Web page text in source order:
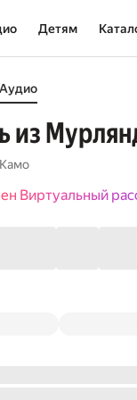
Детям
Аудио
из
Виртуальный